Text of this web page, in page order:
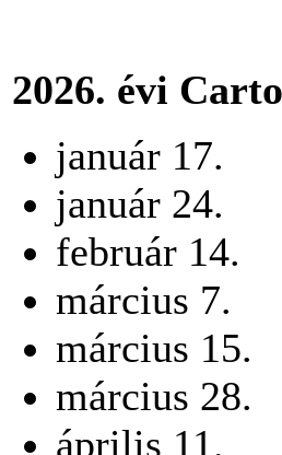
2026. évi
január 17.
január 24.
február
március 7.
március
március 28.
április 11.